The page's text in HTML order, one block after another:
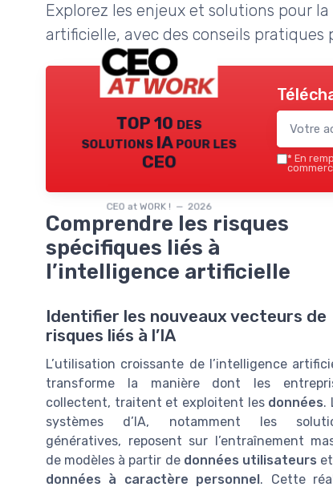
Explorez les enjeux et solutions pour
artificielle, avec des conseils pratiques
TOP 10 des
solutions IA pour les
CEO
CEO at WORK ! — 2026
* En
Comprendre les risques
spécifiques liés à
l’intelligence artificielle
Identifier les nouveaux vecteurs de
risques liés à l’IA
L’utilisation croissante de l’intelligence
transforme la manière dont les
collectent, traitent et exploitent les données.
systèmes d’IA, notamment les
génératives, reposent sur l’entraînement
de modèles à partir de données utilisateurs
données à caractère personnel. Cette